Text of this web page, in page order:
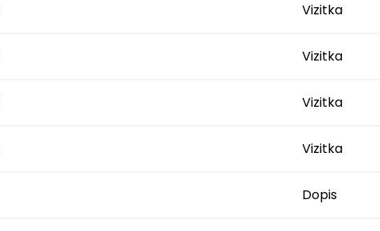
Vizitka
Vizitka
Vizitka
Vizitka
Dopis